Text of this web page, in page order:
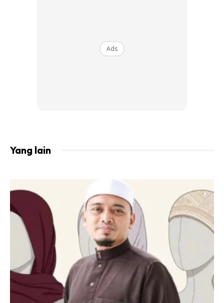
mengurangkan keradangan bila jerawat terhasil.
View this post on Instagram
Ads
Yang lain